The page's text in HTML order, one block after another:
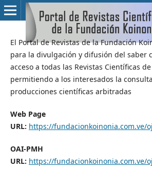
El Portal de Revistas de la Fundación
para la divulgación y difusión del saber
acceso a todas las Revistas Científicas
permitiendo a los interesados la
producciones científicas arbitradas
Web Page
URL: https://fundacionkoinonia.com.ve/
OAI-PMH
URL: https://fundacionkoinonia.com.ve/